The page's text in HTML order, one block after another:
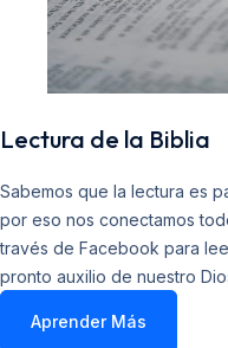
Lectura de la Biblia
Sabemos que la lectura es
por eso nos conectamos
través de Facebook para
pronto auxilio de nuestro
Aprender Más